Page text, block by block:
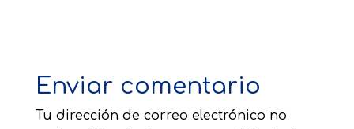
Enviar comentario
Tu dirección de correo electrónico no